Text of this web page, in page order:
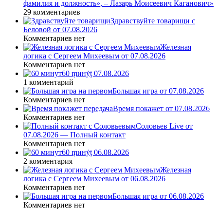
фамилия и должность», – Лазарь Моисеевич Каганович»
29 комментариев
Здравствуйте товарищи с
Беловой от 07.08.2026
Комментариев нет
Железная
логика с Сергеем Михеевым от 07.08.2026
Комментариев нет
60 ṃинẏƫ 07.08.2026
1 комментарий
Большая игра от 07.08.2026
Комментариев нет
Время покажет от 07.08.2026
Комментариев нет
Соловьев Live от
07.08.2026 — Полный контакт
Комментариев нет
60 ṃинẏƫ 06.08.2026
2 комментария
Железная
логика с Сергеем Михеевым от 06.08.2026
Комментариев нет
Большая игра от 06.08.2026
Комментариев нет